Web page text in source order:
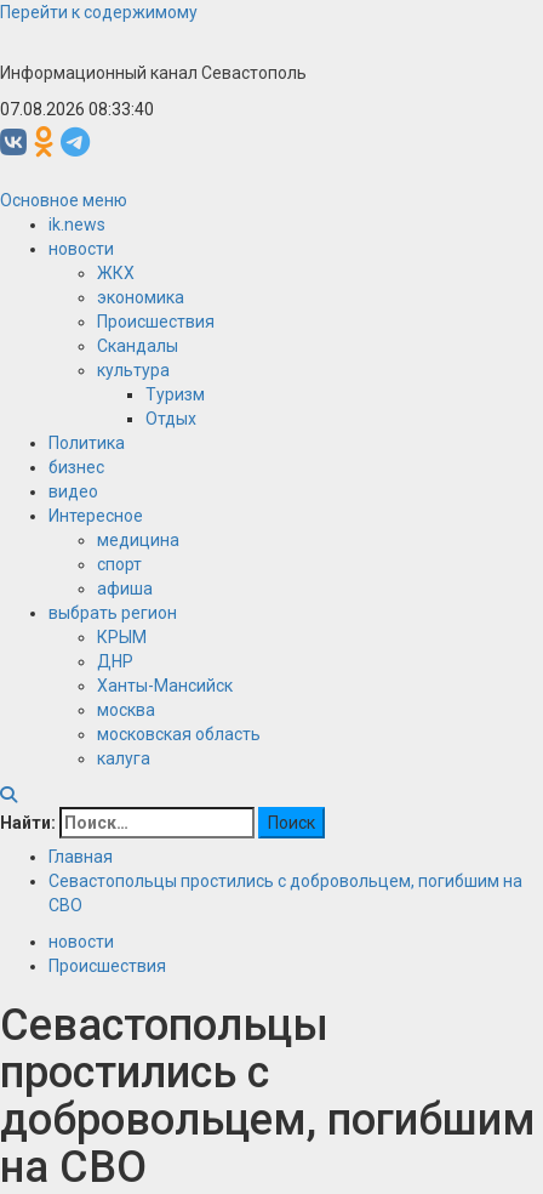
Перейти к содержимому
Информационный канал Севастополь
07.08.2026 08:33:40
Основное меню
ik.news
новости
ЖКХ
экономика
Происшествия
Скандалы
культура
Туризм
Отдых
Политика
бизнес
видео
Интересное
медицина
спорт
афиша
выбрать регион
КРЫМ
ДНР
Ханты-Мансийск
москва
московская область
калуга
Найти:
Главная
Севастопольцы простились с добровольцем, погибшим на
СВО
новости
Происшествия
Севастопольцы
простились с
добровольцем, погибшим
на СВО